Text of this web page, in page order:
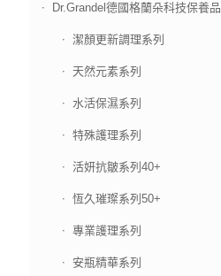
Dr.Grandel德國格蘭朵科技保養品
潔顏更新調理系列
天然元素系列
水活保濕系列
特殊護理系列
活妍抗皺系列40+
恆久璀璨系列50+
專業護理系列
安瓶精華系列